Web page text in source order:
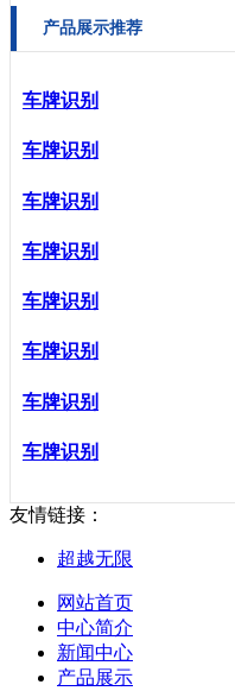
产品展示推荐
车牌识别
车牌识别
车牌识别
车牌识别
车牌识别
车牌识别
车牌识别
车牌识别
友情链接：
超越无限
网站首页
中心简介
新闻中心
产品展示